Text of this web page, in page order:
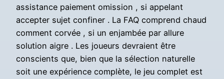
assistance paiement omission , si appelant
accepter sujet confiner . La FAQ comprend chaud
comment corvée , si un enjambée par allure
solution aigre . Les joueurs devraient être
conscients que, bien que la sélection naturelle
soit une expérience complète, le jeu complet est